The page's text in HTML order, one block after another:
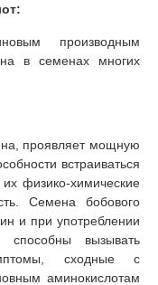
производным
в семенах многих
проявляет мощную
встраиваться
физико-химические
Семена бобового
и при употреблении
вызывать
сходные с
аминокислотам